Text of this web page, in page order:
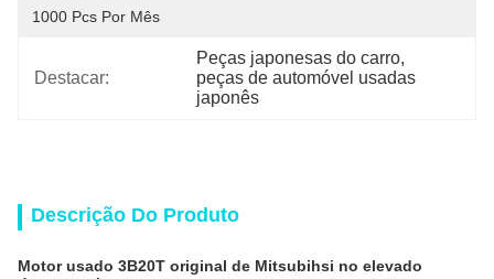
1000 Pcs Por Mês
Destacar:
Peças japonesas do carro,
peças de automóvel usadas
japonês
Descrição Do Produto
Motor usado 3B20T original de Mitsubihsi no elevado